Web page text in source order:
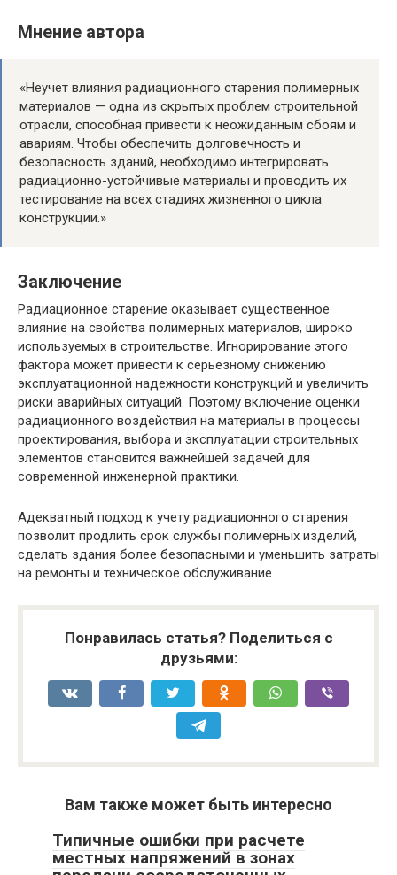
Мнение автора
«Неучет влияния радиационного старения полимерных
материалов — одна из скрытых проблем строительной
отрасли, способная привести к неожиданным сбоям и
авариям. Чтобы обеспечить долговечность и
безопасность зданий, необходимо интегрировать
радиационно-устойчивые материалы и проводить их
тестирование на всех стадиях жизненного цикла
конструкции.»
Заключение
Радиационное старение оказывает существенное
влияние на свойства полимерных материалов, широко
используемых в строительстве. Игнорирование этого
фактора может привести к серьезному снижению
эксплуатационной надежности конструкций и увеличить
риски аварийных ситуаций. Поэтому включение оценки
радиационного воздействия на материалы в процессы
проектирования, выбора и эксплуатации строительных
элементов становится важнейшей задачей для
современной инженерной практики.
Адекватный подход к учету радиационного старения
позволит продлить срок службы полимерных изделий,
сделать здания более безопасными и уменьшить затраты
на ремонты и техническое обслуживание.
Понравилась статья? Поделиться с
друзьями:
Вам также может быть интересно
Типичные ошибки при расчете
местных напряжений в зонах